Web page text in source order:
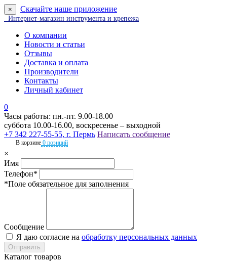
× Скачайте наше приложение
Интернет-магазин инструмента и крепежа
О компании
Новости и статьи
Отзывы
Доставка и оплата
Производители
Контакты
Личный кабинет
0
Часы работы: пн.-пт. 9.00-18.00
суббота 10.00-16.00, воскресенье – выходной
+7 342 227-55-55, г. Пермь Написать сообщение
В корзине 0 позиций
×
Имя
Телефон*
*Поле обязательное для заполнения
Сообщение
Я даю согласие на обработку персональных данных
Каталог товаров